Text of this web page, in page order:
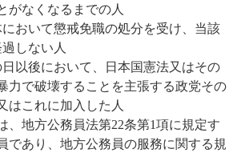
がなくなるまでの人
おいて懲戒免職の処分を受け、当該
しない人
以後において、日本国憲法又はその
力で破壊することを主張する政党その
はこれに加入した人
、地方公務員法第22条第1項に規定す
であり、地方公務員の服務に関する規